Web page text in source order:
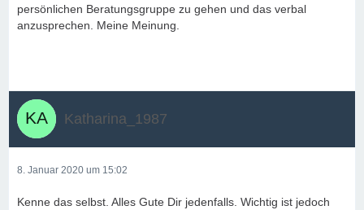
persönlichen Beratungsgruppe zu gehen und das verbal
anzusprechen. Meine Meinung.
Katharina_1987
8. Januar 2020 um 15:02
Kenne das selbst. Alles Gute Dir jedenfalls. Wichtig ist jedoch